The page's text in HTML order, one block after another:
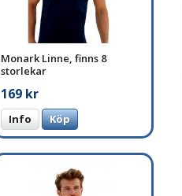
Monark Linne, finns 8
storlekar
169 kr
Info Köp